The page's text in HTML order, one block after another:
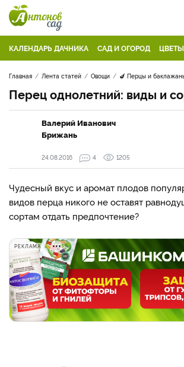
КАЛЕНДАРЬ ДАЧНИКА САД И ОГОРОД
Главная Лента статей Овощи 🍆 Перцы и
Перец однолетний: виды и
Валерий Иванович
Брижань
24.08.2016
4 1205
Чудесный вкус и аромат плодов
видов перца никого не оставят
сортам отдать предпочтение?
РЕКЛАМА